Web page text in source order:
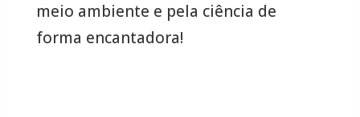
meio ambiente e pela ciência de
forma encantadora!